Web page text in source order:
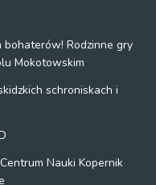
Rodzinne gry
Mokotowskim
schroniskach i
Nauki Kopernik